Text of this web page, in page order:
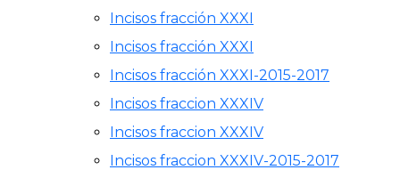
Incisos fracción XXXI
Incisos fracción XXXI
Incisos fracción XXXI-2015-2017
Incisos fraccion XXXIV
Incisos fraccion XXXIV
Incisos fraccion XXXIV-2015-2017